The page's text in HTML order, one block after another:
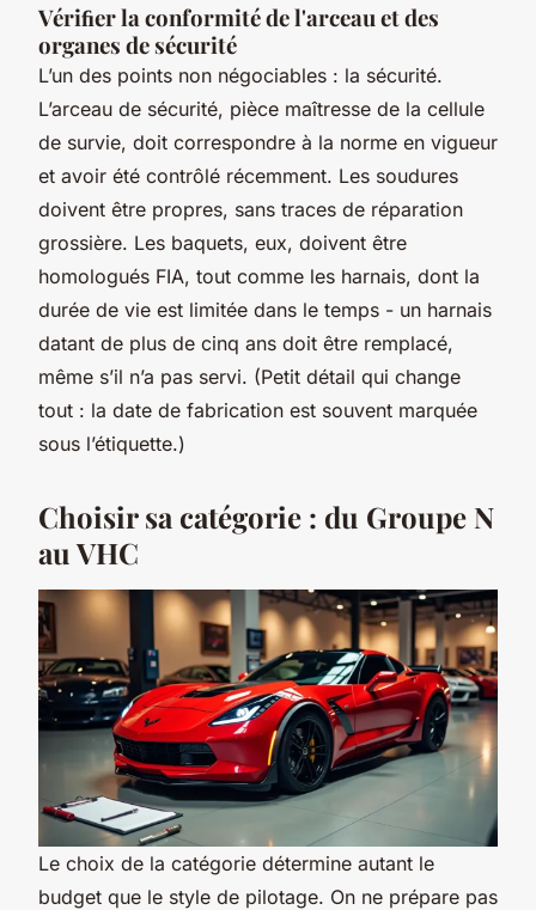
Vériﬁer la conformité de l'arceau et des
organes de sécurité
L’un des points non négociables : la sécurité.
L’arceau de sécurité, pièce maîtresse de la cellule
de survie, doit correspondre à la norme en vigueur
et avoir été contrôlé récemment. Les soudures
doivent être propres, sans traces de réparation
grossière. Les baquets, eux, doivent être
homologués FIA, tout comme les harnais, dont la
durée de vie est limitée dans le temps - un harnais
datant de plus de cinq ans doit être remplacé,
même s’il n’a pas servi. (Petit détail qui change
tout : la date de fabrication est souvent marquée
sous l’étiquette.)
Choisir sa catégorie : du Groupe N
au VHC
Le choix de la catégorie détermine autant le
budget que le style de pilotage. On ne prépare pas